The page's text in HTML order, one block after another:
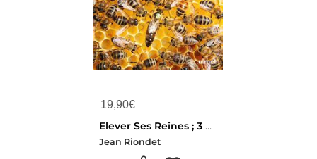
19,90€
Elever Ses Reines ; 3 Methodes Simples Pour Reussir A Coup Sur
Jean Riondet